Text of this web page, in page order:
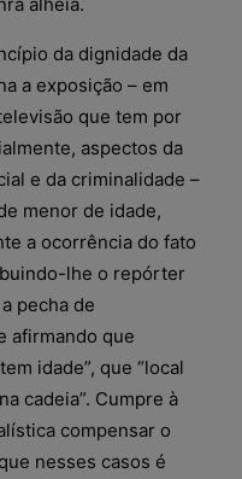
da dignidade da
a exposição – em
que tem por
aspectos da
e da criminalidade –
menor de idade,
a ocorrência do fato
lhe o repórter
pecha de
afirmando que
idade”, que “local
cadeia”. Cumpre à
compensar o
nesses casos é